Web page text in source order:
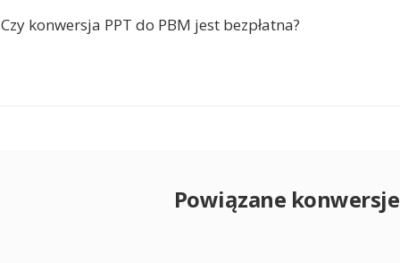
Czy konwersja PPT do PBM jest bezpłatna?
Powiązane konwersje